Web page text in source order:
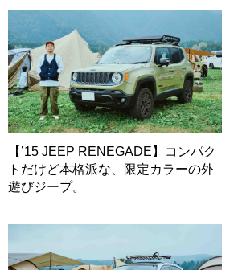
【’15 JEEP RENEGADE】コンパク
トだけど本格派な、限定カラーの外
遊びジープ。